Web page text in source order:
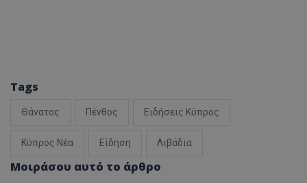
Tags
Θάνατος Πένθος Ειδήσεις Κύπρος
Κύπρος Νέα Είδηση Λιβάδια
Μοιράσου αυτό το άρθρο